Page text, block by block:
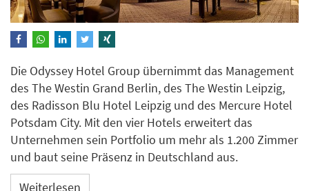
Die Odyssey Hotel Group übernimmt das Management
des The Westin Grand Berlin, des The Westin Leipzig,
des Radisson Blu Hotel Leipzig und des Mercure Hotel
Potsdam City. Mit den vier Hotels erweitert das
Unternehmen sein Portfolio um mehr als 1.200 Zimmer
und baut seine Präsenz in Deutschland aus.
Weiterlesen